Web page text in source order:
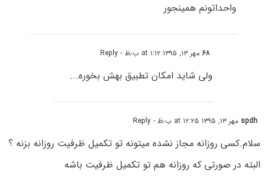
واحداتونم همینجور
۶۸مهر ۱۳, ۱۳۹۵ at ۱:۱۲ ب٫ظ - Reply
ولی شاید امکان تطبیق بهش بخوره….
spdh مهر ۱۳, ۱۳۹۵ at ۱۲:۲۵ ب٫ظ - Reply
سلام.کسی روزانه مجاز نشده میتونه تو تکمیل ظرفیت روزانه بزنه ؟
البته در صورتی که روزانه هم تو تکمیل ظرفیت باشه